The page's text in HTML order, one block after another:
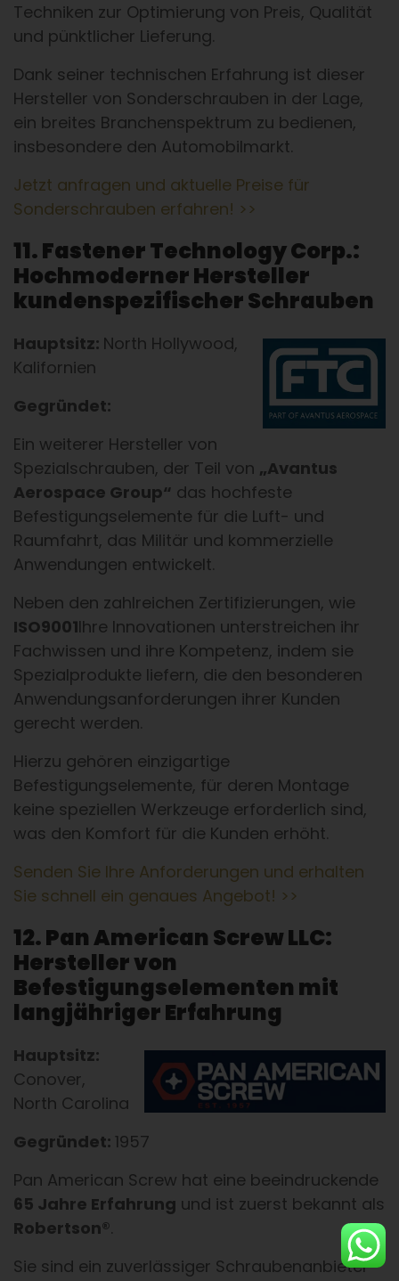
Techniken zur Optimierung von Preis, Qualität
und pünktlicher Lieferung.
Dank seiner technischen Erfahrung ist dieser
Hersteller von Sonderschrauben in der Lage,
ein breites Branchenspektrum zu bedienen,
insbesondere den Automobilmarkt.
Jetzt anfragen und aktuelle Preise für
Sonderschrauben erfahren! >>
11. Fastener Technology Corp.:
Hochmoderner Hersteller
kundenspezifischer Schrauben
Hauptsitz: North Hollywood,
Kalifornien
Gegründet:
Ein weiterer Hersteller von
Spezialschrauben, der Teil von „Avantus
Aerospace Group“ das hochfeste
Befestigungselemente für die Luft- und
Raumfahrt, das Militär und kommerzielle
Anwendungen entwickelt.
Neben den zahlreichen Zertifizierungen, wie
ISO9001Ihre Innovationen unterstreichen ihr
Fachwissen und ihre Kompetenz, indem sie
Spezialprodukte liefern, die den besonderen
Anwendungsanforderungen ihrer Kunden
gerecht werden.
Hierzu gehören einzigartige
Befestigungselemente, für deren Montage
keine speziellen Werkzeuge erforderlich sind,
was den Komfort für die Kunden erhöht.
Senden Sie Ihre Anforderungen und erhalten
Sie schnell ein genaues Angebot! >>
12. Pan American Screw LLC:
Hersteller von
Befestigungselementen mit
langjähriger Erfahrung
Hauptsitz:
Conover,
North Carolina
Gegründet: 1957
Pan American Screw hat eine beeindruckende
65 Jahre Erfahrung und ist zuerst bekannt als
Robertson®.
Sie sind ein zuverlässiger Schraubenanbieter